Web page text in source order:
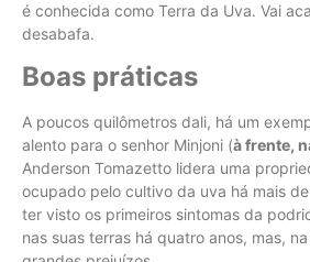
é conhecida como Terra da Uva. Vai
desabafa.
Boas práticas
A poucos quilômetros dali, há um
alento para o senhor Minjoni (à frente,
Anderson Tomazetto lidera uma
ocupado pelo cultivo da uva há mais
ter visto os primeiros sintomas da
nas suas terras há quatro anos, mas,